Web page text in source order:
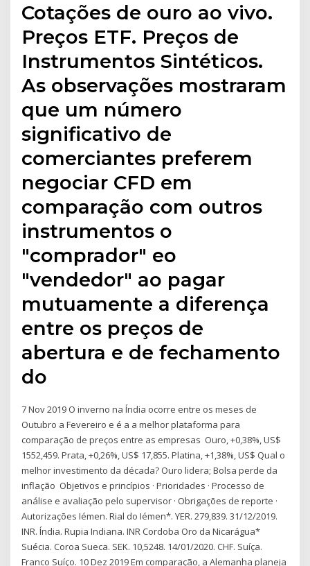
Cotações de ouro ao vivo.
Preços ETF. Preços de
Instrumentos Sintéticos.
As observações mostraram
que um número
significativo de
comerciantes preferem
negociar CFD em
comparação com outros
instrumentos o
"comprador" eo
"vendedor" ao pagar
mutuamente a diferença
entre os preços de
abertura e de fechamento
do
7 Nov 2019 O inverno na Índia ocorre entre os meses de
Outubro a Fevereiro e é a a melhor plataforma para
comparação de preços entre as empresas Ouro, +0,38%, US$
1552,459. Prata, +0,26%, US$ 17,855. Platina, +1,38%, US$ Qual o
melhor investimento da década? Ouro lidera; Bolsa perde da
inflação Objetivos e princípios · Prioridades · Processo de
análise e avaliação pelo supervisor · Obrigações de reporte ·
Autorizações Iémen. Rial do Iémen*. YER. 279,839. 31/12/2019.
INR. Índia. Rupia Indiana. INR Cordoba Oro da Nicarágua*
Suécia. Coroa Sueca. SEK. 10,5248. 14/01/2020. CHF. Suíça.
Franco Suíço. 10 Dez 2019 Em comparação, a Alemanha planeja